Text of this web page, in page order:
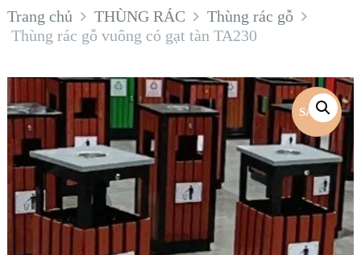
Trang chủ THÙNG RÁC
Thùng rác gỗ
Thùng rác gỗ vuông có gạt tàn TA230
SALE!